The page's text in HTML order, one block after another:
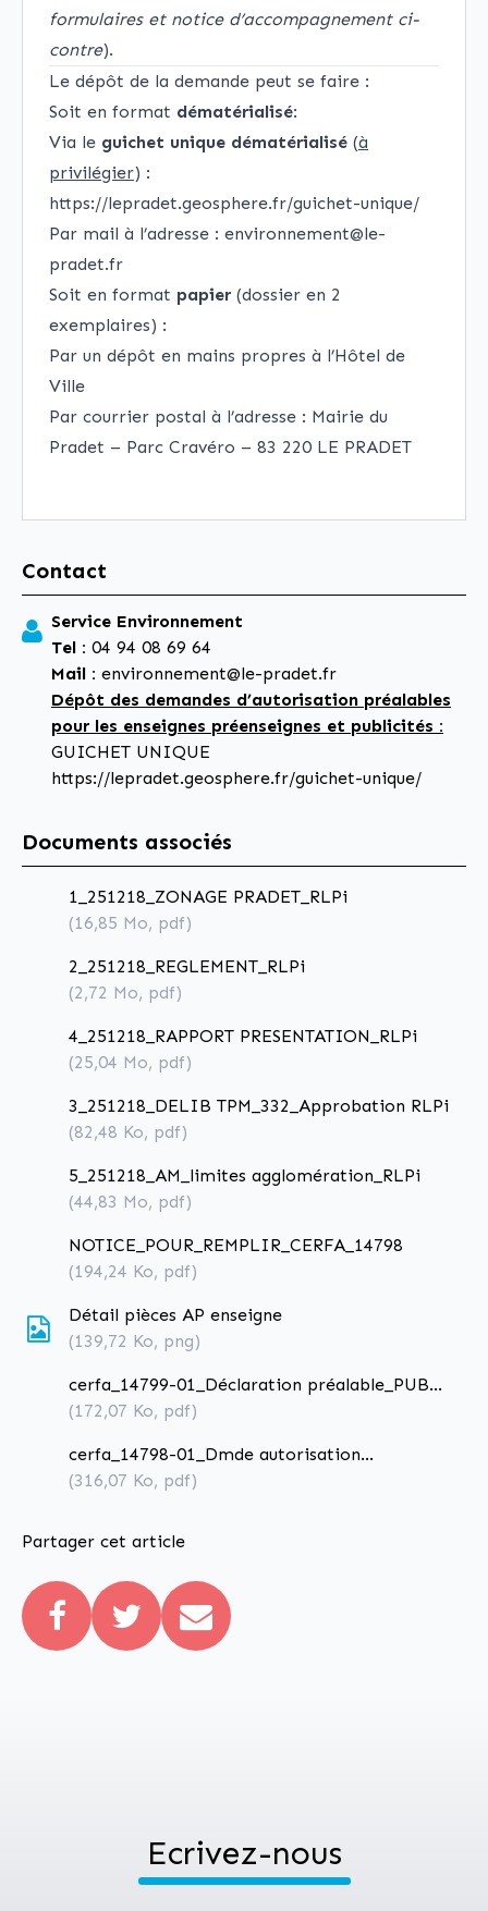
formulaires et notice d’accompagnement ci-
contre).
Le dépôt de la demande peut se faire :
Soit en format dématérialisé:
Via le guichet unique dématérialisé (à
privilégier) :
https://lepradet.geosphere.fr/guichet-unique/
Par mail à l’adresse : environnement@le-
pradet.fr
Soit en format papier (dossier en 2
exemplaires) :
Par un dépôt en mains propres à l’Hôtel de
Ville
Par courrier postal à l’adresse : Mairie du
Pradet – Parc Cravéro – 83 220 LE PRADET
Contact
Service Environnement
Tel : 04 94 08 69 64
Mail : environnement@le-pradet.fr
Dépôt des demandes d’autorisation préalables
pour les enseignes préenseignes et publicités :
GUICHET UNIQUE
https://lepradet.geosphere.fr/guichet-unique/
Documents associés
1_251218_ZONAGE PRADET_RLPi
(16,85 Mo, pdf)
2_251218_REGLEMENT_RLPi
(2,72 Mo, pdf)
4_251218_RAPPORT PRESENTATION_RLPi
(25,04 Mo, pdf)
3_251218_DELIB TPM_332_Approbation RLPi
(82,48 Ko, pdf)
5_251218_AM_limites agglomération_RLPi
(44,83 Mo, pdf)
NOTICE_POUR_REMPLIR_CERFA_14798
(194,24 Ko, pdf)
Détail pièces AP enseigne
(139,72 Ko, png)
cerfa_14799-01_Déclaration préalable_PUB
PREENSEIGNE
(172,07 Ko, pdf)
cerfa_14798-01_Dmde autorisation
préalable_ENSEIGNE
(316,07 Ko, pdf)
Partager cet article
Ecrivez-nous